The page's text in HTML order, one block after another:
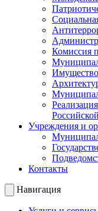
Комиссия
Учреждения и
Контакты
Навигация